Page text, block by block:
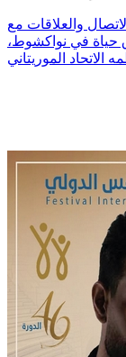
والعلاقات مع
حياة في نواكشوط،